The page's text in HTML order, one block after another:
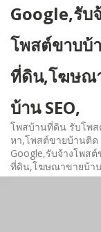
Google,รับ
โพสต์ขาบบ้
ที่ดิน,โฆษณ
บ้าน SEO,
โพสบ้านที่ดิน รับโพส
หา,โพสต์ขายบ้านติด
Google,รับจ้างโพส
ที่ดิน,โฆษณาขายบ้าน